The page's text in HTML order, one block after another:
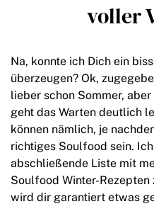
voller
Na, konnte ich Dich ein
überzeugen? Ok,
lieber schon Sommer,
geht das Warten deutlich
können nämlich, je
richtiges Soulfood sein.
abschließende Liste mit
Soulfood Winter-
wird dir garantiert etwas